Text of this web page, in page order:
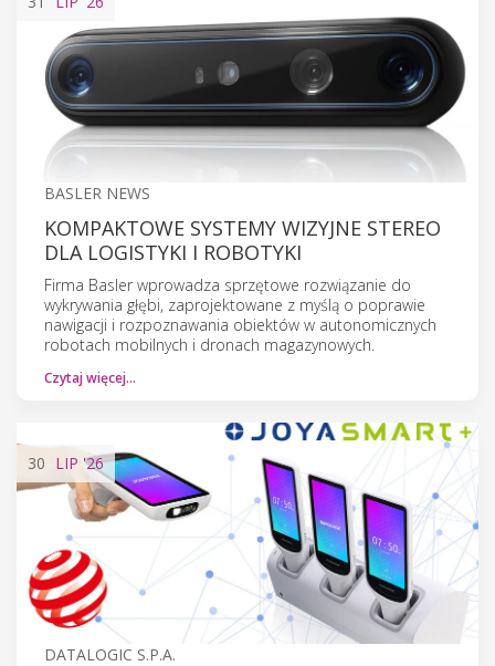
BASLER NEWS
KOMPAKTOWE SYSTEMY WIZYJNE STEREO
DLA LOGISTYKI I ROBOTYKI
Firma Basler wprowadza sprzętowe rozwiązanie do
wykrywania głębi, zaprojektowane z myślą o poprawie
nawigacji i rozpoznawania obiektów w autonomicznych
robotach mobilnych i dronach magazynowych.
Czytaj więcej…
30 LIP '26
DATALOGIC S.P.A.